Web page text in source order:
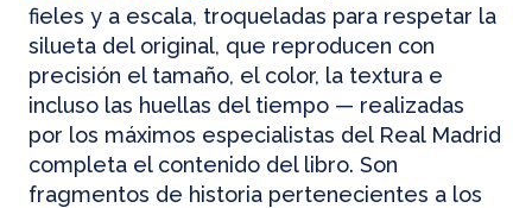
fieles y a escala, troqueladas para respetar la
silueta del original, que reproducen con
precisión el tamaño, el color, la textura e
incluso las huellas del tiempo — realizadas
por los máximos especialistas del Real Madrid
completa el contenido del libro. Son
fragmentos de historia pertenecientes a los